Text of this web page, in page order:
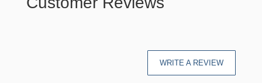
WRITE A REVIEW